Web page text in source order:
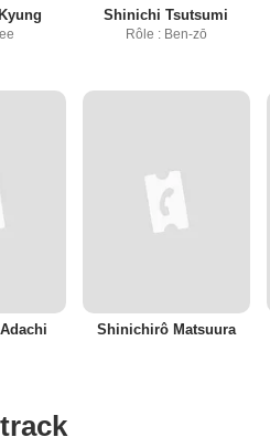
Shinichi Tsutsumi
Rôle : Ben-zō
Shinichirô Matsuura